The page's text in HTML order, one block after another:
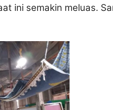
ini semakin meluas.